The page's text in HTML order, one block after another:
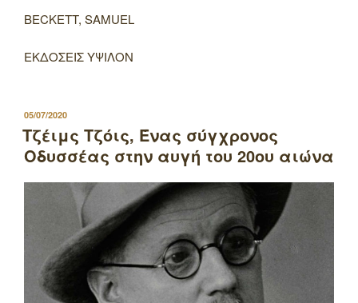
BECKETT, SAMUEL
ΕΚΔΟΣΕΙΣ ΥΨΙΛΟΝ
ΔΗΜΟΣΙΕΥΤΗΚΕ
ΣΤΙΣ
05/07/2020
Τζέιμς Τζόις, Ένας σύγχρονος
Οδυσσέας στην αυγή του 20ου αιώνα